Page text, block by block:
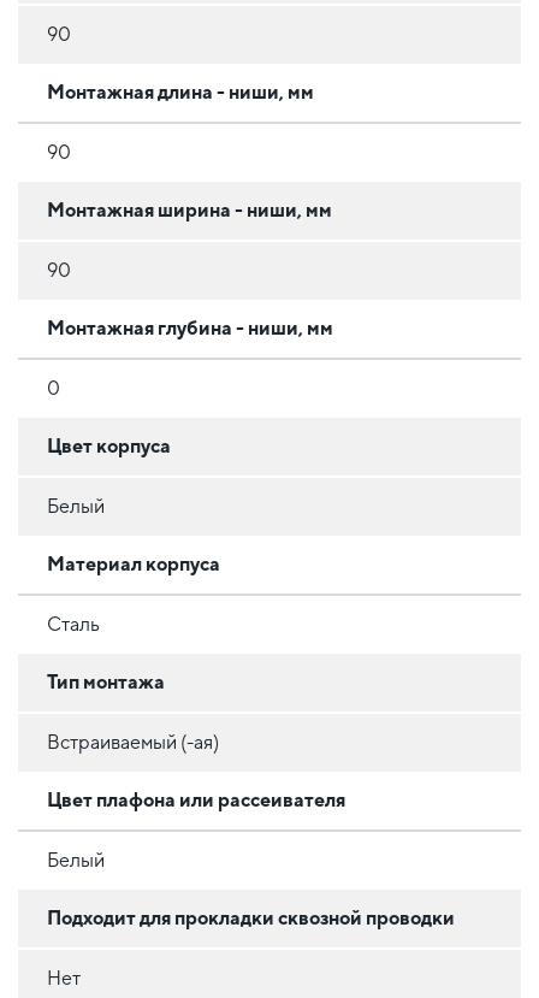
90
Монтажная длина - ниши, мм
90
Монтажная ширина - ниши, мм
90
Монтажная глубина - ниши, мм
0
Цвет корпуса
Белый
Материал корпуса
Сталь
Тип монтажа
Встраиваемый (-ая)
Цвет плафона или рассеивателя
Белый
Подходит для прокладки сквозной проводки
Нет